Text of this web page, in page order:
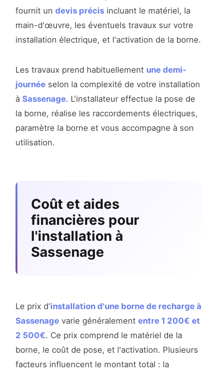
fournit un devis précis incluant le matériel, la
main-d'œuvre, les éventuels travaux sur votre
installation électrique, et l'activation de la borne.
Les travaux prend habituellement une demi-
journée selon la complexité de votre installation
à Sassenage. L'installateur effectue la pose de
la borne, réalise les raccordements électriques,
paramètre la borne et vous accompagne à son
utilisation.
Coût et aides
financières pour
l'installation à
Sassenage
Le prix d'installation d'une borne de recharge à
Sassenage varie généralement entre 1 200€ et
2 500€. Ce prix comprend le matériel de la
borne, le coût de pose, et l'activation. Plusieurs
facteurs influencent le montant total : la